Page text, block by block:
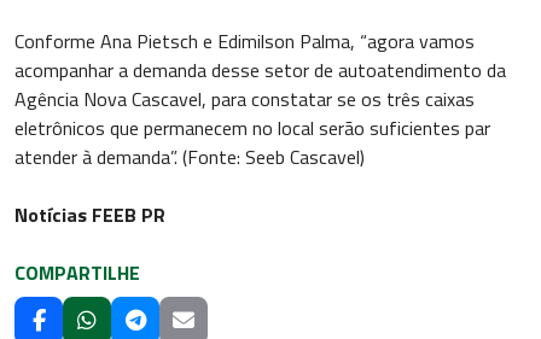
Conforme Ana Pietsch e Edimilson Palma, “agora vamos
acompanhar a demanda desse setor de autoatendimento da
Agência Nova Cascavel, para constatar se os três caixas
eletrônicos que permanecem no local serão suficientes par
atender à demanda”. (Fonte: Seeb Cascavel)
Notícias FEEB PR
COMPARTILHE